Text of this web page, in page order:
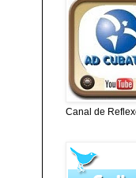
Canal de